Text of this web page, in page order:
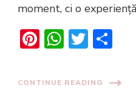
moment, ci o
Pinterest
CONTINUE READING